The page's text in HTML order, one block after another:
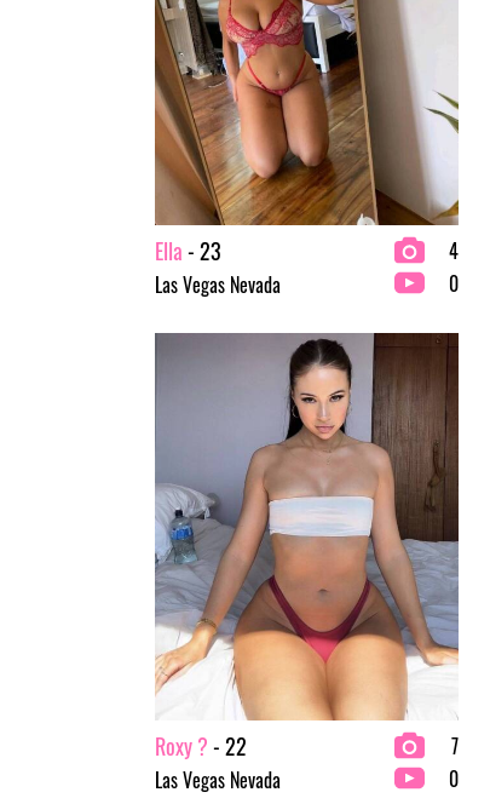
Ella- 23
Las Vegas Nevada
4
0
Roxy ?- 22
Las Vegas Nevada
7
0